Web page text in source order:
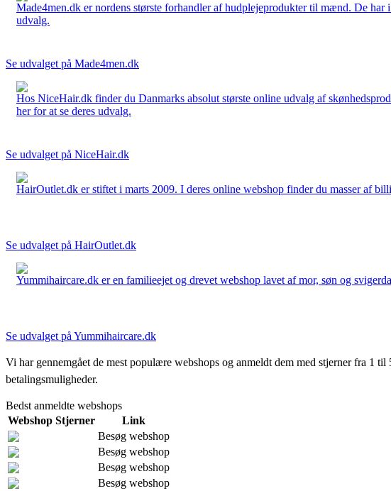
Made4men.dk er nordens største forhandler af hudplejeprodukter til mænd. De
udvalg.
Se udvalget på Made4men.dk
Hos NiceHair.dk finder du Danmarks absolut største online udvalg af
her for at se deres udvalg.
Se udvalget på NiceHair.dk
HairOutlet.dk er stiftet i marts 2009. I deres online webshop finder du masser af
Se udvalget på HairOutlet.dk
Yummihaircare.dk er en familieejet og drevet webshop lavet af mor, søn og
Se udvalget på Yummihaircare.dk
Vi har gennemgået de mest populære webshops og anmeldt dem med stjerner fra 1
betalingsmuligheder.
Bedst anmeldte webshops
Webshop Stjerner
Link
Besøg webshop
Besøg webshop
Besøg webshop
Besøg webshop